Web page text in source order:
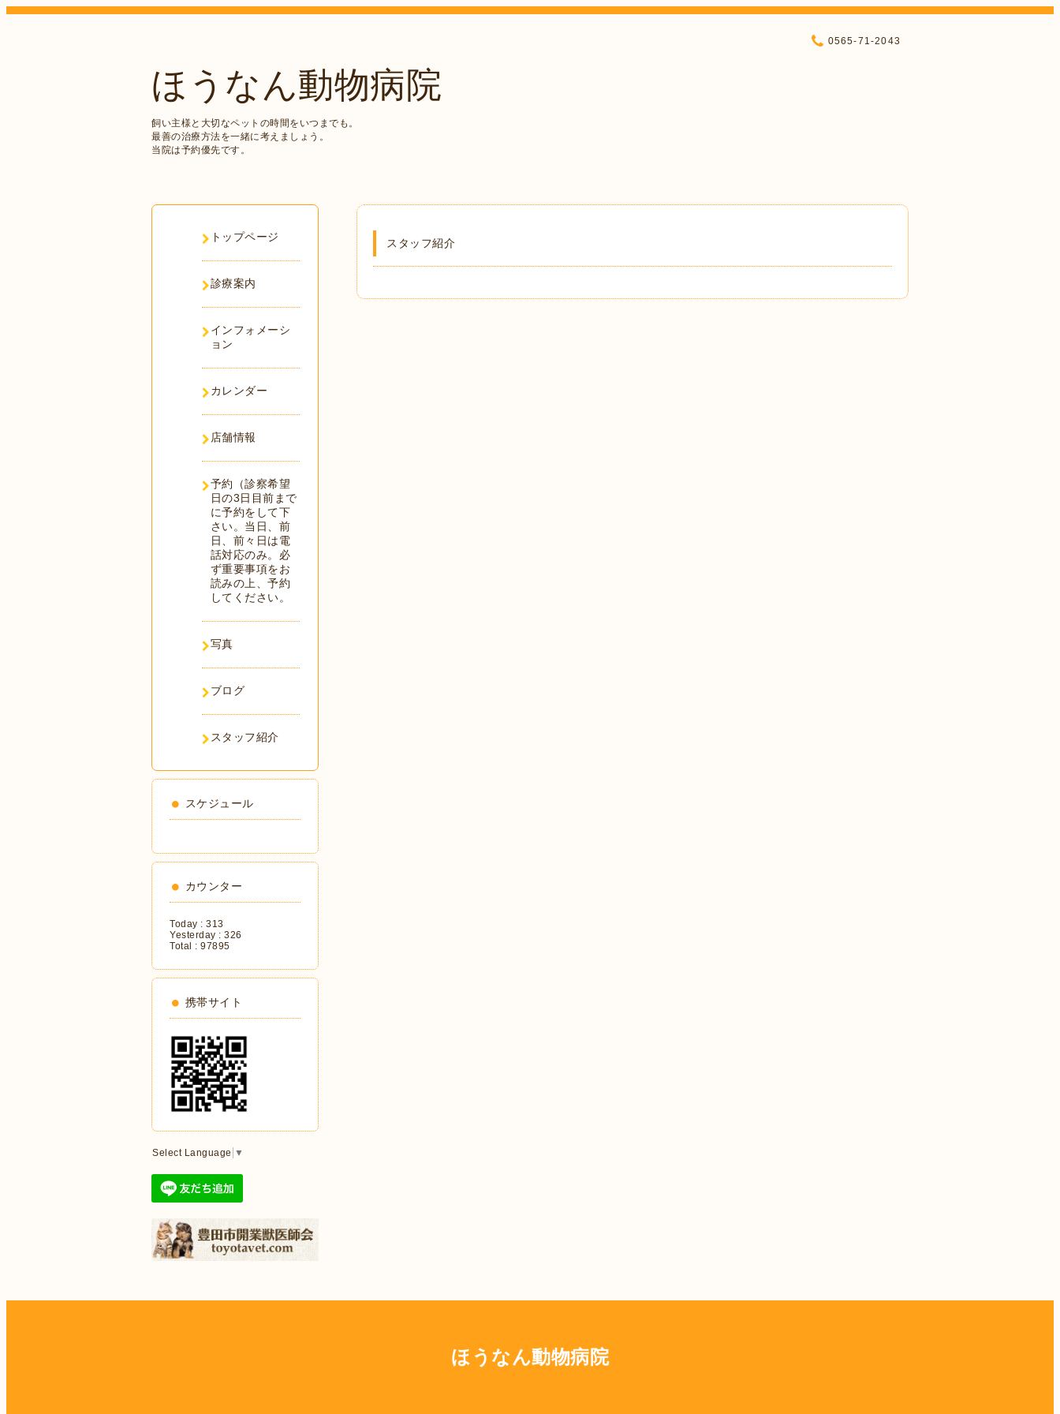
ほうなん動物病院
飼い主様と大切なペットの時間をいつまでも。
最善の治療方法を一緒に考えましょう。
当院は予約優先です。
0565-71-2043
スタッフ紹介
トップページ
診療案内
インフォメーシ
ョン
カレンダー
店舗情報
予約（診察希望
日の3日目前まで
に予約をして下
さい。当日、前
日、前々日は電
話対応のみ。必
ず重要事項をお
読みの上、予約
してください。
写真
ブログ
スタッフ紹介
スケジュール
カウンター
Today : 313
Yesterday : 326
Total : 97895
携帯サイト
Select Language ▼
ほうなん動物病院